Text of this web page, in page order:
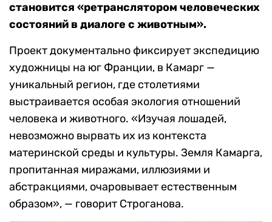
становится «ретранслятором человеческих
состояний в диалоге с животным».
Проект документально фиксирует экспедицию
художницы на юг Франции, в Камарг —
уникальный регион, где столетиями
выстраивается особая экология отношений
человека и животного. «Изучая лошадей,
невозможно вырвать их из контекста
материнской среды и культуры. Земля Камарга,
пропитанная миражами, иллюзиями и
абстракциями, очаровывает естественным
образом», — говорит Строганова.